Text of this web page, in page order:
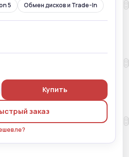
5 Обмен дисков и Trade-In
Купить
заказ